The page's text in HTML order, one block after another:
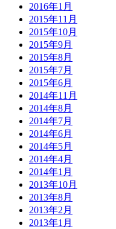
2016年1月
2015年11月
2015年10月
2015年9月
2015年8月
2015年7月
2015年6月
2014年11月
2014年8月
2014年7月
2014年6月
2014年5月
2014年4月
2014年1月
2013年10月
2013年8月
2013年2月
2013年1月